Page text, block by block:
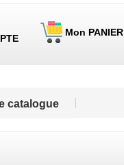
Mon PANIER
catalogue